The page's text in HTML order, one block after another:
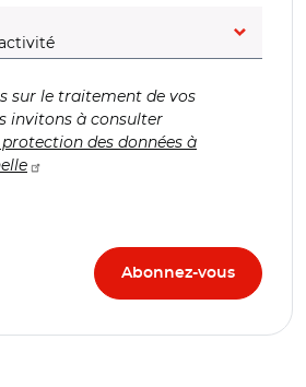
sur le traitement de vos
invitons à consulter
des données à